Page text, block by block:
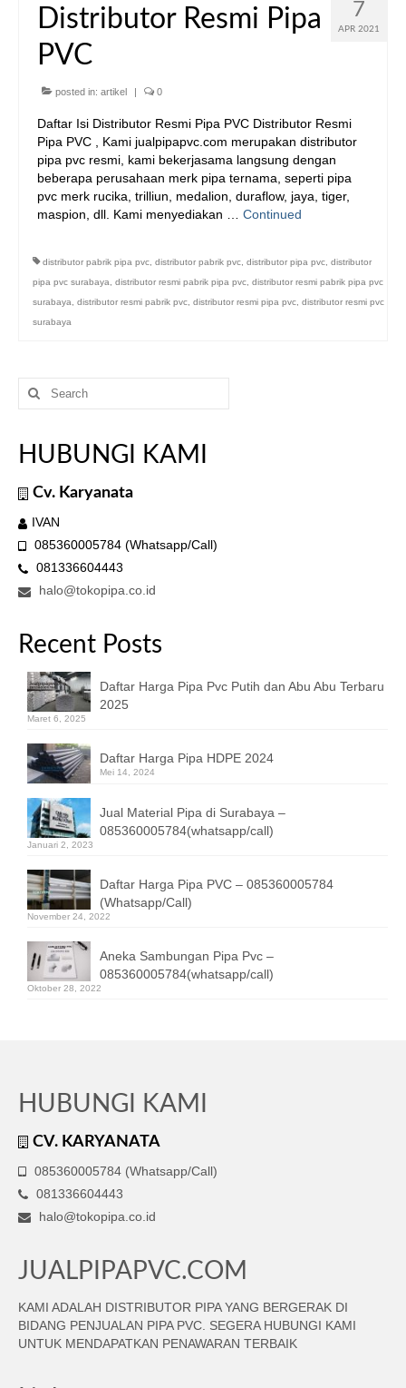
7
APR 2021
Distributor Resmi Pipa
PVC
posted in: artikel 0
Daftar Isi Distributor Resmi Pipa PVC Distributor Resmi
Pipa PVC , Kami jualpipapvc.com merupakan distributor
pipa pvc resmi, kami bekerjasama langsung dengan
beberapa perusahaan merk pipa ternama, seperti pipa
pvc merk rucika, trilliun, medalion, duraflow, jaya, tiger,
maspion, dll. Kami menyediakan … Continued
distributor pabrik pipa pvc, distributor pabrik pvc, distributor pipa pvc, distributor
pipa pvc surabaya, distributor resmi pabrik pipa pvc, distributor resmi pabrik pipa pvc
surabaya, distributor resmi pabrik pvc, distributor resmi pipa pvc, distributor resmi pvc
surabaya
Search
for:
HUBUNGI KAMI
Cv. Karyanata
IVAN
085360005784 (Whatsapp/Call)
081336604443
halo@tokopipa.co.id
Recent Posts
Daftar Harga Pipa Pvc Putih dan Abu Abu Terbaru
2025
Maret 6, 2025
Daftar Harga Pipa HDPE 2024
Mei 14, 2024
Jual Material Pipa di Surabaya –
085360005784(whatsapp/call)
Januari 2, 2023
Daftar Harga Pipa PVC – 085360005784
(Whatsapp/Call)
November 24, 2022
Aneka Sambungan Pipa Pvc –
085360005784(whatsapp/call)
Oktober 28, 2022
HUBUNGI KAMI
CV. KARYANATA
085360005784 (Whatsapp/Call)
081336604443
halo@tokopipa.co.id
JUALPIPAPVC.COM
KAMI ADALAH DISTRIBUTOR PIPA YANG BERGERAK DI
BIDANG PENJUALAN PIPA PVC. SEGERA HUBUNGI KAMI
UNTUK MENDAPATKAN PENAWARAN TERBAIK